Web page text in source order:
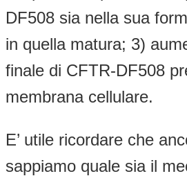
DF508 sia nella sua
in quella matura; 3)
finale di CFTR-DF508
membrana cellulare.
E’ utile ricordare che
sappiamo quale sia il